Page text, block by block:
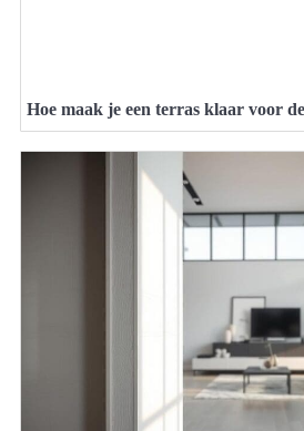
Hoe maak je een terras klaar voor